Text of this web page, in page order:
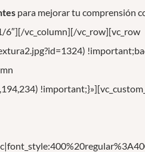
para mejorar tu comprensión
6″][/vc_column][/vc_row][vc_row